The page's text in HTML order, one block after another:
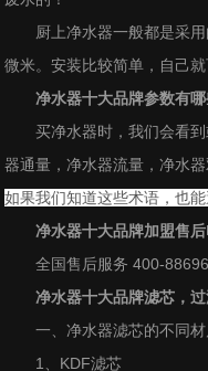
厨上净水器一般都是采
微米。安装比较简单，自己就
净水器十大品牌参数有哪
买净水器时，我们会看
器通量，净水器流量，净水
如果我们知道这些术语，也
净水器十大品牌加盟售
全国售后服务 400-
净水器十大品牌滤芯，
一、净水器滤芯的不同
1、KDF滤芯